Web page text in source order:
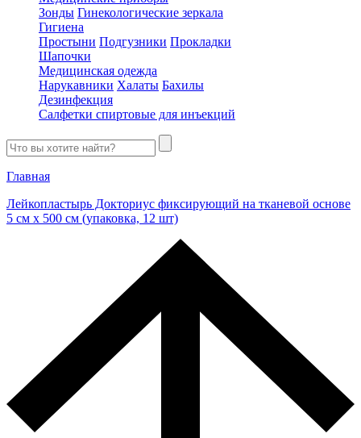
Зонды Гинекологические зеркала
Гигиена
Простыни Подгузники Прокладки
Шапочки
Медицинская одежда
Нарукавники Халаты Бахилы
Дезинфекция
Салфетки спиртовые для инъекций
Главная
Лейкопластырь Докториус фиксирующий на тканевой основе
5 см х 500 см (упаковка, 12 шт)